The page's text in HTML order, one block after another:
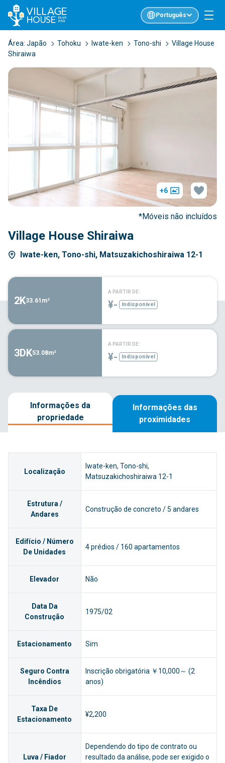
Português
Área: Japão Tohoku Iwate-ken Tono-shi
Village House
Shiraiwa
Village House Shiraiwa
Iwate-ken, Tono-shi, Matsuzakichoshiraiwa 12-1
+6
*Móveis não incluídos
2K33.61m²
A PARTIR DE:
¥- Indisponível
3DK53.08m²
A PARTIR DE:
¥- Indisponível
Informações da
propriedade
Informações das
proximidades
Localização
Iwate-ken, Tono-shi,
Matsuzakichoshiraiwa 12-1
Estrutura /
Andares
Construção de concreto / 5 andares
Edifício / Número
De Unidades
4 prédios / 160 apartamentos
Elevador Não
Data Da
Construção
1975/02
Estacionamento Sim
Seguro Contra
Incêndios
Inscrição obrigatória ￥10,000～ (2
anos)
Taxa De
Estacionamento
¥2,200
Luva / Fiador
Dependendo do tipo de contrato ou
resultado da análise, pode ser exigido o